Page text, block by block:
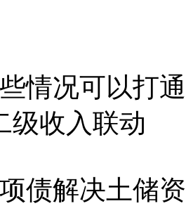
况可以打通
级收入联动
解决土储资